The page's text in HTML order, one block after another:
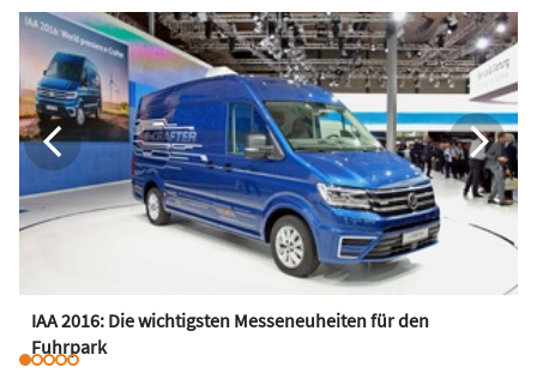
IAA 2016: Die wichtigsten Messeneuheiten für den
Fuhrpark